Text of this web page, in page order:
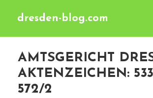
dresden-blog.com
AMTSGERICHT
AKTENZEICHEN:
572/2